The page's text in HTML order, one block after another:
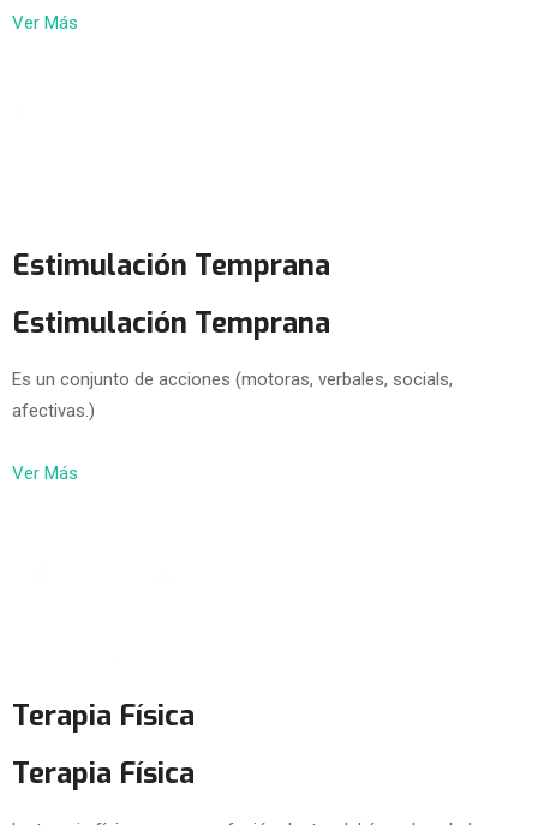
Ver Más
Estimulación Temprana
Estimulación Temprana
Es un conjunto de acciones (motoras, verbales, socials,
afectivas.)
Ver Más
Terapia Física
Terapia Física